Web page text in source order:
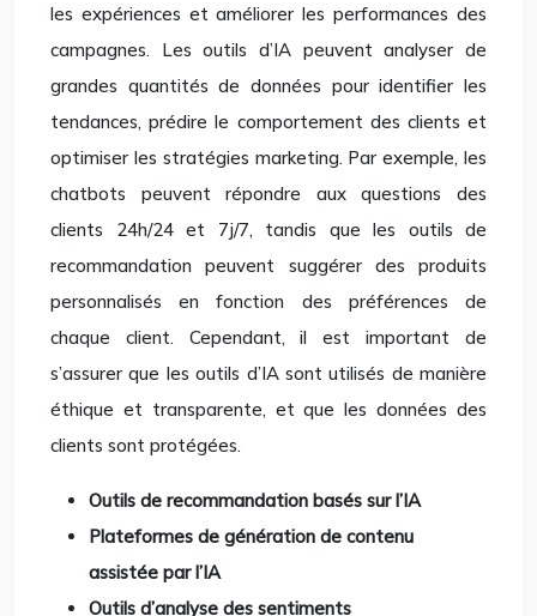
les expériences et améliorer les performances des
campagnes. Les outils d’IA peuvent analyser de
grandes quantités de données pour identifier les
tendances, prédire le comportement des clients et
optimiser les stratégies marketing. Par exemple, les
chatbots peuvent répondre aux questions des
clients 24h/24 et 7j/7, tandis que les outils de
recommandation peuvent suggérer des produits
personnalisés en fonction des préférences de
chaque client. Cependant, il est important de
s’assurer que les outils d’IA sont utilisés de manière
éthique et transparente, et que les données des
clients sont protégées.
Outils de recommandation basés sur l’IA
Plateformes de génération de contenu
assistée par l’IA
Outils d’analyse des sentiments